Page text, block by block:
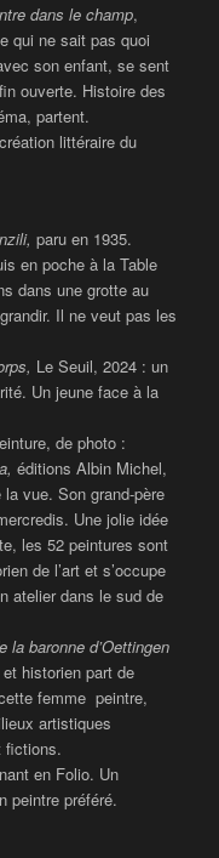
dans le champ,
qui ne sait pas quoi
son enfant, se sent
ouverte. Histoire des
partent.
littéraire du
paru en 1935.
en poche à la Table
dans une grotte au
Il ne veut pas les
Le Seuil, 2024 : un
Un jeune face à la
de photo :
éditions Albin Michel,
vue. Son grand-père
Une jolie idée
les 52 peintures sont
de l’art et s’occupe
atelier dans le sud de
la baronne d’Oettingen
historien part de
femme peintre,
artistiques
fictions.
en Folio. Un
peintre préféré.